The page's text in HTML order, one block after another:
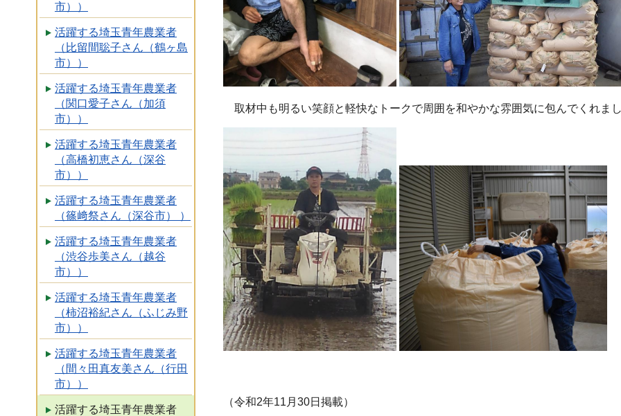
市））
活躍する埼玉青年農業者
（比留間聡子さん（鶴ヶ島
市））
活躍する埼玉青年農業者
（関口愛子さん（加須
市））
活躍する埼玉青年農業者
（高橋初恵さん（深谷
市））
活躍する埼玉青年農業者
（篠﨑祭さん（深谷市） ）
活躍する埼玉青年農業者
（渋谷歩美さん（越谷
市））
活躍する埼玉青年農業者
（柿沼裕紀さん（ふじみ野
市））
活躍する埼玉青年農業者
（間々田真友美さん（行田
市））
活躍する埼玉青年農業者
取材中も明るい笑顔と軽快なトークで周囲を和やかな雰囲気に包んでくれま
（令和2年11月30日掲載）